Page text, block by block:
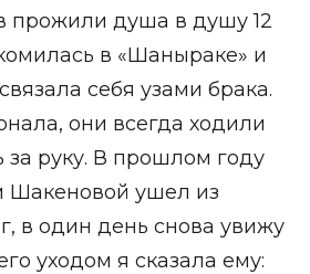
душа в душу 12
в «Шаныраке» и
себя узами брака.
они всегда ходили
за руку. В прошлом году
Шакеновой ушел из
в один день снова увижу
уходом я сказала ему: